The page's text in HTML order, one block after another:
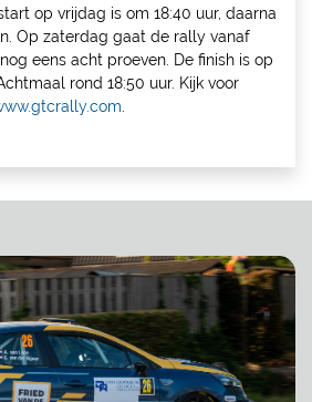
op vrijdag is om 18:40 uur, daarna
Op zaterdag gaat de rally vanaf
eens acht proeven. De finish is op
rond 18:50 uur. Kijk voor